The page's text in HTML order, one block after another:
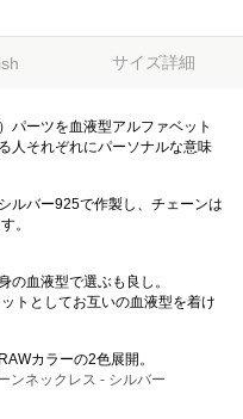
サイズ詳細
パーツを血液型アルファベット
人それぞれにパーソナルな意味
ルバー925で作製し、チェーンは
。
の血液型で選ぶも良し。
トとしてお互いの血液型を着け
カラーの2色展開。
ンネックレス - シルバー